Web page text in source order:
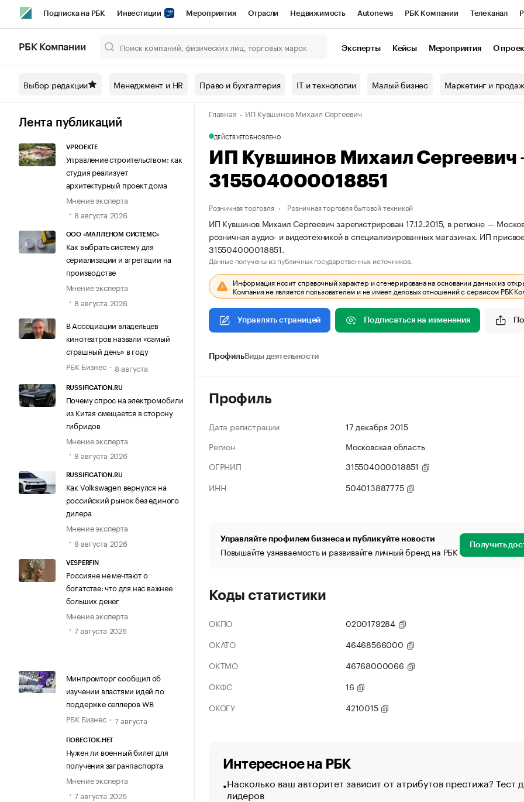
Подписка на РБК Инвестиции Мероприятия Отрасли Недвижимость Autonews РБК Компании Телеканал
Спецпроекты СПб Конференции СПб Спецпроекты Проверка контрагентов
Технологии и медиа Рынок наличной валюты
РБК Компании Эксперты Кейсы Мероприятия О
Выбор редакции Менеджмент и HR Право и бухгалтерия IT и технологии Малый бизнес Маркетинг и
Лента публикаций
VPROEKTE
Управление строительством: как
студия реализует
архитектурный проект дома
Мнение эксперта
8 августа 2026
ООО «МАЛЛЕНОМ СИСТЕМС»
Как выбрать систему для
сериализации и агрегации на
производстве
Мнение эксперта
8 августа 2026
В Ассоциации владельцев
кинотеатров назвали «самый
страшный день» в году
РБК Бизнес
8 августа
RUSSIFICATION.RU
Почему спрос на электромобили
из Китая смещается в сторону
гибридов
Мнение эксперта
8 августа 2026
RUSSIFICATION.RU
Как Volkswagen вернулся на
российский рынок без единого
дилера
Мнение эксперта
8 августа 2026
VESPERFIN
Россияне не мечтают о
богатстве: что для нас важнее
больших денег
Мнение эксперта
7 августа 2026
Минпромторг сообщил об
изучении властями идей по
поддержке селлеров WB
РБК Бизнес
7 августа
ПОВЕСТОК.НЕТ
Нужен ли военный билет для
получения загранпаспорта
Мнение эксперта
7 августа 2026
Главная ИП Кувшинов Михаил Сергеевич
ДЕЙСТВУЕТОБНОВЛЕНО
ИП Кувшинов Михаил
315504000018851
Розничная торговля Розничная торговля бытовой техникой
ИП Кувшинов Михаил Сергеевич зарегистрирован 17.12.2015, в регионе —
розничная аудио- и видеотехникой в специализированных магазинах. ИП
315504000018851.
Данные получены из публичных государственных источников.
Информация носит справочный характер и сгенерирована на основании данных из
Компания не является пользователем и не имеет деловых отношений с сервисом РБК
Управлять страницей Подписаться на изменения
ПрофильВиды деятельности
Профиль
Дата регистрации
17 декабря 2015
Регион
Московская область
ОГРНИП
315504000018851
ИНН
504013887775
Управляйте профилем бизнеса и публикуйте новости
Повышайте узнаваемость и развивайте личный бренд на РБК Получить
Коды статистики
ОКПО
0200179284
ОКАТО
46468566000
ОКТМО
46768000066
ОКФС
16
ОКОГУ
4210015
Интересное на РБК
Насколько ваш авторитет зависит от атрибутов престижа? Тест
лидеров